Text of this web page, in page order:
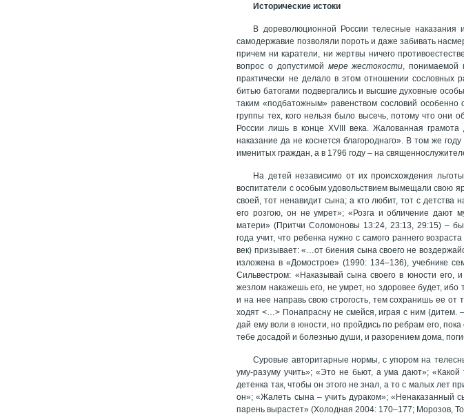
Исторические истоки
В дореволюционной России телесные
самодержавие позволяли пороть и даже забивать
причем ни каратели, ни жертвы ничего
вопрос о допустимой мере жестокости, понимаемой
практически не делало в этом отношении сословных
битью батогами подвергались и высшие духовные
таким «подбатожным» равенством сословий
группы тех, кого нельзя было высечь, потому что они
России лишь в конце ХVIII века. Жалованная грамота
наказание да не коснется благороднаго». В том же
именитых граждан, а в 1796 году – на
На детей независимо от их происхождения
воспитатели с особым удовольствием вымещали свою
своей, тот ненавидит сына; а кто любит, тот с
его розгою, он не умрет»; «Розга и обличение дают
матери» (Притчи Соломоновы 13:24, 23:13, 29:15) –
года учит, что ребенка нужно с самого раннего
век) призывает: «…от биения сына своего не
изложена в «Домострое» (1990: 134–136), учебнике
Сильвестром: «Наказывай сына своего в юности его,
жезлом накажешь его, не умрет, но здоровее будет,
и на нее направь свою строгость, тем сохранишь ее
ходят <…> Понапрасну не смейся, играя с ним (дитем.–
дай ему воли в юности, но пройдись по ребрам его,
тебе досадой и болезнью души, и разорением дома,
Суровые авторитарные нормы, с упором на
уму-разуму учить»; «Это не бьют, а ума дают»;
детенка так, чтобы он этого не знал, а то с малых лет
он»; «Жалеть сына – учить дураком»; «Ненаказанный
парень вырастет» (Холодная 2004: 170–177; Морозов,